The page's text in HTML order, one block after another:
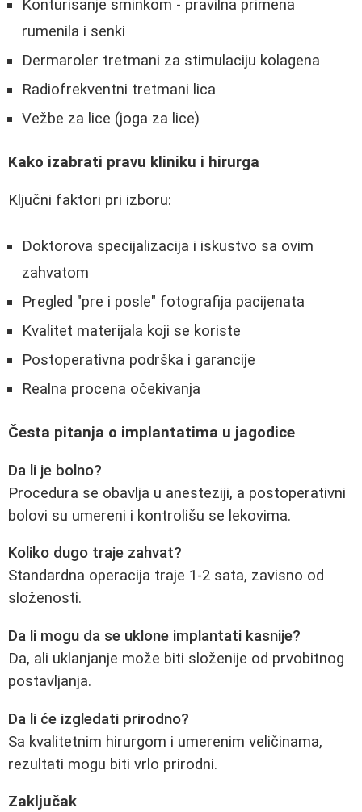
Konturisanje sminkom - pravilna primena
rumenila i senki
Dermaroler tretmani za stimulaciju kolagena
Radiofrekventni tretmani lica
Vežbe za lice (joga za lice)
Kako izabrati pravu kliniku i hirurga
Ključni faktori pri izboru:
Doktorova specijalizacija i iskustvo sa ovim
zahvatom
Pregled "pre i posle" fotografija pacijenata
Kvalitet materijala koji se koriste
Postoperativna podrška i garancije
Realna procena očekivanja
Česta pitanja o implantatima u jagodice
Da li je bolno?
Procedura se obavlja u anesteziji, a postoperativni
bolovi su umereni i kontrolišu se lekovima.
Koliko dugo traje zahvat?
Standardna operacija traje 1-2 sata, zavisno od
složenosti.
Da li mogu da se uklone implantati kasnije?
Da, ali uklanjanje može biti složenije od prvobitnog
postavljanja.
Da li će izgledati prirodno?
Sa kvalitetnim hirurgom i umerenim veličinama,
rezultati mogu biti vrlo prirodni.
Zaključak